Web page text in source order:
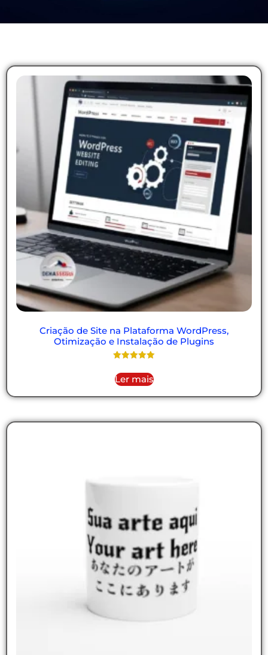
Criação de Site na Plataforma WordPress,
Otimização e Instalação de Plugins
5.00
de 5
Ler mais